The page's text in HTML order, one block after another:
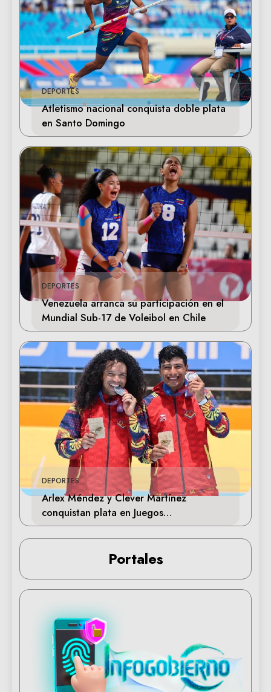
DEPORTES
Atletismo nacional conquista doble plata
en Santo Domingo
DEPORTES
Venezuela arranca su participación en el
Mundial Sub-17 de Voleibol en Chile
DEPORTES
Arlex Méndez y Clever Martínez
conquistan plata en Juegos
Centroamericanos 2026
Portales